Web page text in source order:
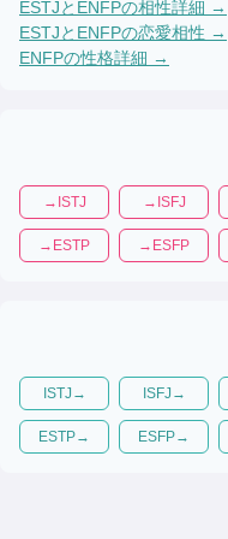
ESTJと ENFPの相性詳細 →
ESTJと ENFPの恋愛相性 →
ENFPの性格詳細 →
→ ISTJ → ISFJ
→ ESTP → ESFP
ISTJ → ISFJ →
ESTP→ ESFP→